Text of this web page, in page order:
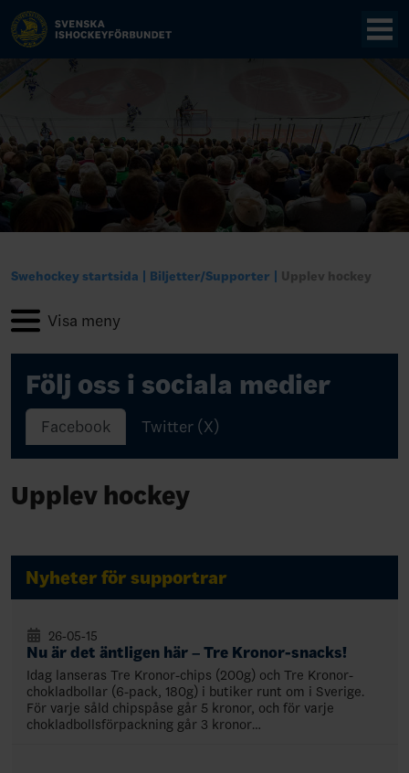
Swehockey startsida Biljetter/Supporter Upplev hockey
Följ oss i sociala medier
Facebook Twitter (X)
Upplev hockey
Nyheter för supportrar
Nu är det äntligen här – Tre Kronor-snacks!
26-05-15
Idag lanseras Tre Kronor-chips (200g) och Tre Kronor-
chokladbollar (6-pack, 180g) i butiker runt om i Sverige.
För varje såld chipspåse går 5 kronor, och för varje
chokladbollsförpackning går 3 kronor…